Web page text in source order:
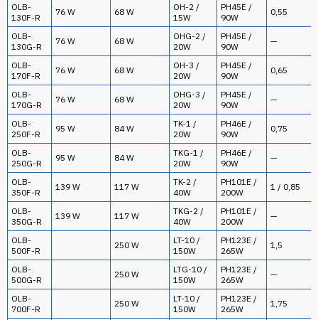
OLB-
130F-R
76 W 68 W
OH-2 /
15W
PH45E /
90W
0,55
OLB-
130G-R
76 W 68 W
OHG-2 /
20W
PH45E /
90W
—
OLB-
170F-R
76 W 68 W
OH-3 /
20W
PH45E /
90W
0,65
OLB-
170G-R
76 W 68 W
OHG-3 /
20W
PH45E /
90W
—
OLB-
250F-R
95 W 84 W
TK-1 /
20W
PH46E /
90W
0,75
OLB-
250G-R
95 W 84 W
TKG-1 /
20W
PH46E /
90W
—
OLB-
350F-R
139 W 117 W
TK-2 /
40W
PH101E /
200W
1 / 0,85
OLB-
350G-R
139 W 117 W
TKG-2 /
40W
PH101E /
200W
—
OLB-
500F-R
250 W
LT-10 /
150W
PH123E /
265W
1,5
OLB-
500G-R
250 W
LTG-10 /
150W
PH123E /
265W
—
OLB-
700F-R
250 W
LT-10 /
150W
PH123E /
265W
1,75